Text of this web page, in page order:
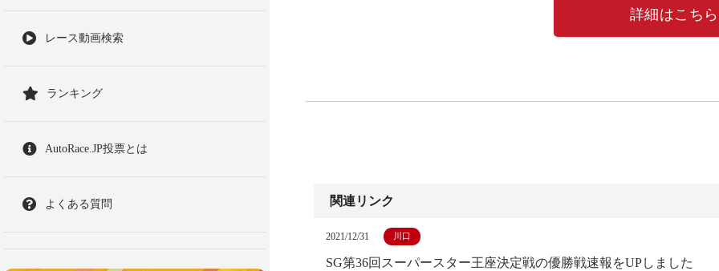
レース動画検索
ランキング
AutoRace.JP投票とは
よくある質問
詳細はこちら
関連リンク
2021/12/31 川口
SG第36回スーパースター王座決定戦の優勝戦速報をUPしました